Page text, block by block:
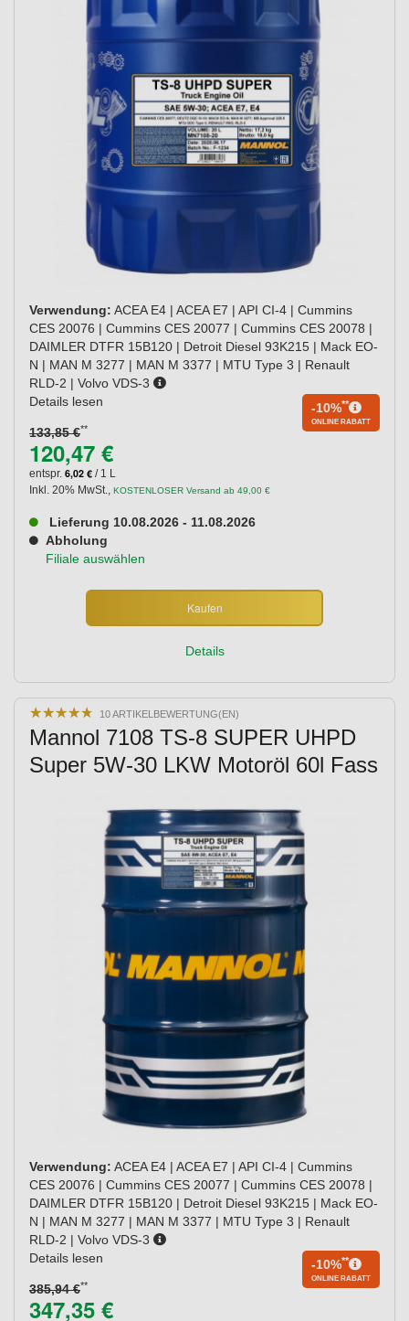
Verwendung: ACEA E4 | ACEA E7 | API CI-4 | Cummins
CES 20076 | Cummins CES 20077 | Cummins CES 20078 |
DAIMLER DTFR 15B120 | Detroit Diesel 93K215 | Mack EO-
N | MAN M 3277 | MAN M 3377 | MTU Type 3 | Renault
RLD-2 | Volvo VDS-3
Details lesen
133,85 €**
-10%**
ONLINE RABATT
120,47 €
entspr. 6,02 € / 1 L
Inkl. 20% MwSt., KOSTENLOSER Versand ab 49,00 €
Lieferung 10.08.2026 - 11.08.2026
Abholung
Filiale auswählen
Kaufen
Details
★★★★★
★★★★★ 10 ARTIKELBEWERTUNG(EN)
Mannol 7108 TS-8 SUPER UHPD
Super 5W-30 LKW Motoröl 60l Fass
Verwendung: ACEA E4 | ACEA E7 | API CI-4 | Cummins
CES 20076 | Cummins CES 20077 | Cummins CES 20078 |
DAIMLER DTFR 15B120 | Detroit Diesel 93K215 | Mack EO-
N | MAN M 3277 | MAN M 3377 | MTU Type 3 | Renault
RLD-2 | Volvo VDS-3
Details lesen
385,94 €**
-10%**
ONLINE RABATT
347,35 €